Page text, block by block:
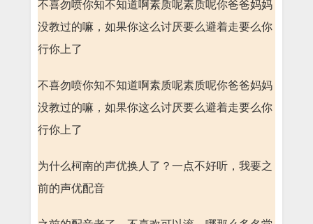
不喜勿喷你知不知道啊素质呢素质呢你爸爸妈妈
没教过的嘛，如果你这么讨厌要么避着走要么你
行你上了
不喜勿喷你知不知道啊素质呢素质呢你爸爸妈妈
没教过的嘛，如果你这么讨厌要么避着走要么你
行你上了
为什么柯南的声优换人了？一点不好听，我要之
前的声优配音